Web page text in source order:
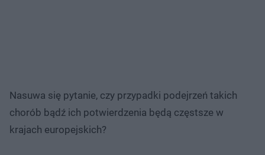
Nasuwa się pytanie, czy przypadki podejrzeń takich
chorób bądź ich potwierdzenia będą częstsze w
krajach europejskich?